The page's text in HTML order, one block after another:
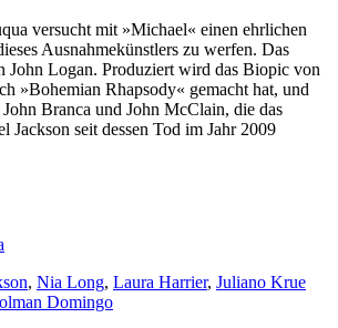
versucht mit »Michael« einen ehrlichen
Ausnahmekünstlers zu werfen. Das
John Logan. Produziert wird das Biopic von
»Bohemian Rhapsody« gemacht hat, und
Branca und John McClain, die das
Jackson seit dessen Tod im Jahr 2009
, Nia Long, Laura Harrier, Juliano Krue
Domingo